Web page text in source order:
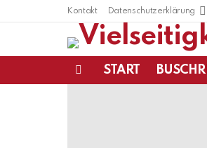
Kontakt Datenschutzerklärung
START